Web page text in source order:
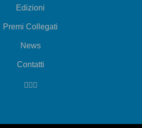
Edizioni
Premi Collegati
News
Contatti